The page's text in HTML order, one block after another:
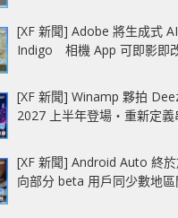
[XF 新聞] Adobe 將生成式
Indigo 相機 App 可即影即
[XF 新聞] Winamp 夥拍
2027 上半年登場‧重新定義
[XF 新聞] Android Auto 終
向部分 beta 用戶同少數地